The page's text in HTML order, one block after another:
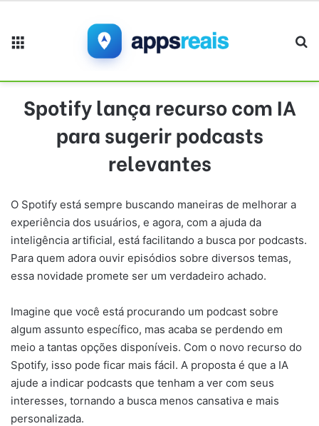
Spotify lança recurso com IA
para sugerir podcasts
relevantes
O Spotify está sempre buscando maneiras de melhorar a
experiência dos usuários, e agora, com a ajuda da
inteligência artificial, está facilitando a busca por podcasts.
Para quem adora ouvir episódios sobre diversos temas,
essa novidade promete ser um verdadeiro achado.
Imagine que você está procurando um podcast sobre
algum assunto específico, mas acaba se perdendo em
meio a tantas opções disponíveis. Com o novo recurso do
Spotify, isso pode ficar mais fácil. A proposta é que a IA
ajude a indicar podcasts que tenham a ver com seus
interesses, tornando a busca menos cansativa e mais
personalizada.